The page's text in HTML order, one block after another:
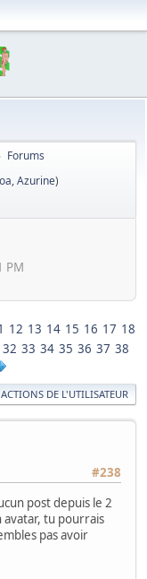
Forums
,Azurine)
PM
12 13 14 15 16 17 18
32 33 34 35 36 37 38
ACTIONS DE L'UTILISATEUR
#238
post depuis le 2
avatar, tu pourrais
pas avoir